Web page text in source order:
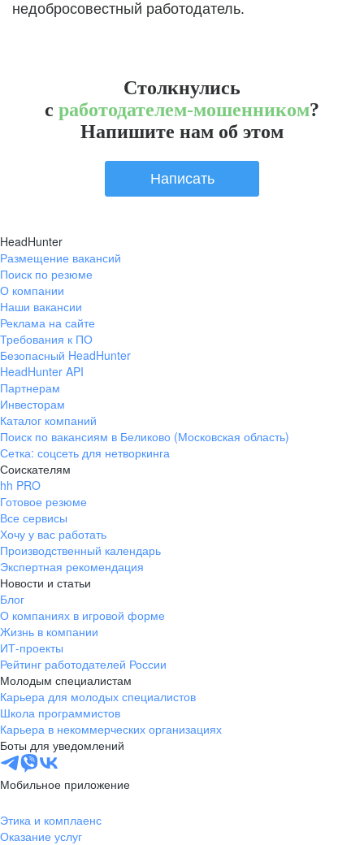
недобросовестный работодатель.
Столкнулись
с работодателем-мошенником?
Напишите нам об этом
Написать
HeadHunter
Размещение вакансий
Поиск по резюме
О компании
Наши вакансии
Реклама на сайте
Требования к ПО
Безопасный HeadHunter
HeadHunter API
Партнерам
Инвесторам
Каталог компаний
Поиск по вакансиям в Беликово (Московская область)
Сетка: соцсеть для нетворкинга
Соискателям
hh PRO
Готовое резюме
Все сервисы
Хочу у вас работать
Производственный календарь
Экспертная рекомендация
Новости и статьи
Блог
О компаниях в игровой форме
Жизнь в компании
ИТ-проекты
Рейтинг работодателей России
Молодым специалистам
Карьера для молодых специалистов
Школа программистов
Карьера в некоммерческих организациях
Боты для уведомлений
Мобильное приложение
Этика и комплаенс
Оказание услуг